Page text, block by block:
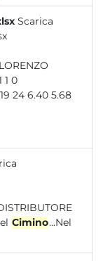
Scarica
1 0
24 6.40 5.68
Cimino...Nel